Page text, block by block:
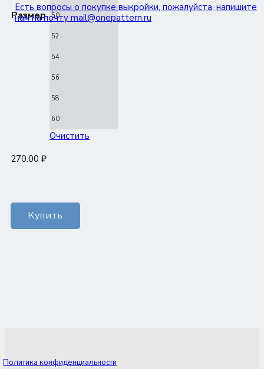
Есть вопросы о покупке выкройки, пожалуйста, напишите
нам на почту mail@onepattern.ru
Размер 50
52
54
56
58
60
Очистить
Количество
товараКупить
270.00 ₽
Политика конфиденциальности